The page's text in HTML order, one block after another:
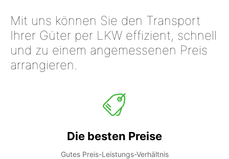
Mit uns können Sie den Transport
Ihrer Güter per LKW effizient, schnell
und zu einem angemessenen Preis
arrangieren.
Die besten Preise
Gutes Preis-Leistungs-Verhältnis